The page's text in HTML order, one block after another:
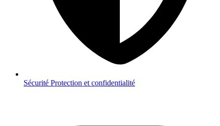
Sécurité Protection et confidentialité